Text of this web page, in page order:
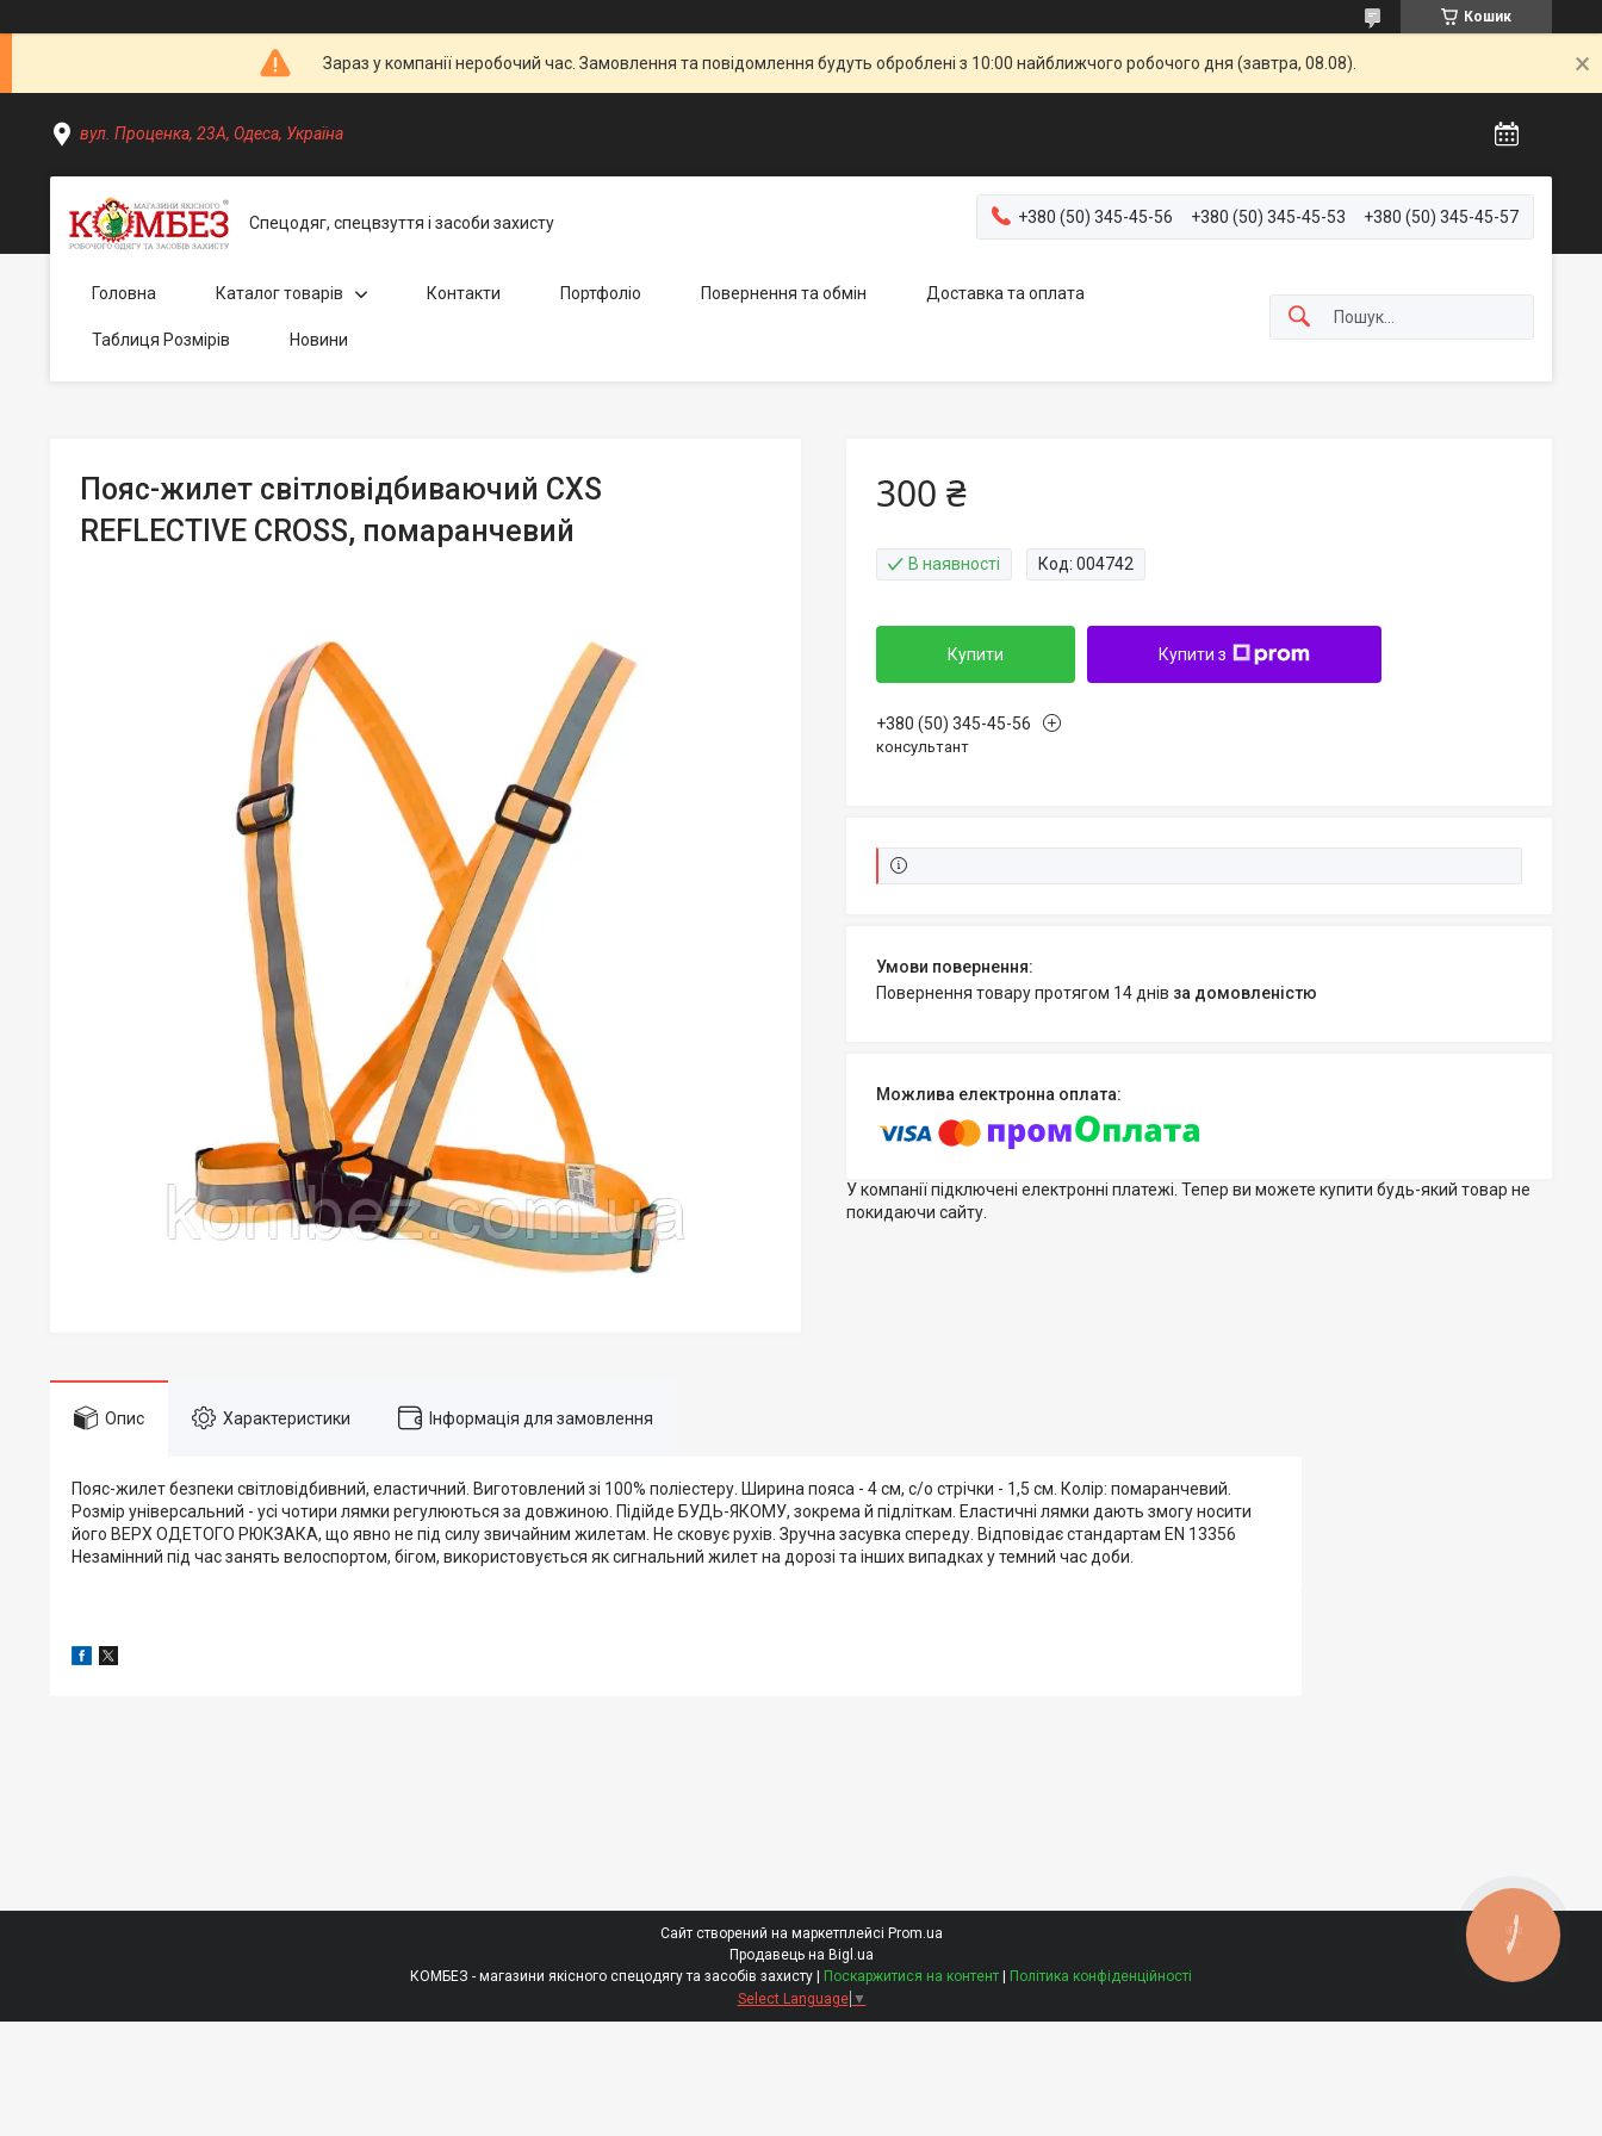
Кошик
Зараз у компанії неробочий час. Замовлення та повідомлення будуть оброблені з 10:00 найближчого робочого дня (завтра, 08.08).
вул. Проценка, 23А, Одеса, Україна
Спецодяг, спецвзуття і засоби захисту +380 (50) 345-45-56 +380 (50) 345-45-53 +380 (50) 345-45-57
Головна Каталог товарів Контакти Портфоліо Повернення та обмін Доставка та оплата
Таблиця Розмірів Новини
Пояс-жилет свiтловiдбиваючий CXS
REFLECTIVE CROSS, помаранчевий
300 ₴
В наявності Код: 004742
Купити Купити з
+380 (50) 345-45-56
консультант
повернення товару протягом 14 днів за домовленістю
У компанії підключені електронні платежі. Тепер ви можете купити будь-який товар не
покидаючи сайту.
Опис Характеристики Інформація для замовлення
Пояс-жилет безпеки світловідбивний, еластичний. Виготовлений зі 100% поліестеру. Ширина пояса - 4 см, с/о стрічки - 1,5 см. Колір: помаранчевий.
Розмір універсальний - усі чотири лямки регулюються за довжиною. Підійде БУДЬ-ЯКОМУ, зокрема й підліткам. Еластичні лямки дають змогу носити
його ВЕРХ ОДЕТОГО РЮКЗАКА, що явно не під силу звичайним жилетам. Не сковує рухів. Зручна засувка спереду. Відповідає стандартам EN 13356
Незамінний під час занять велоспортом, бігом, використовується як сигнальний жилет на дорозі та інших випадках у темний час доби.
Сайт створений на маркетплейсі Prom.ua
Продавець на Bigl.ua
Поскаржитися на контент
Політика конфіденційності
Select Language ▼
КНОПКА
ЗВ'ЯЗКУ